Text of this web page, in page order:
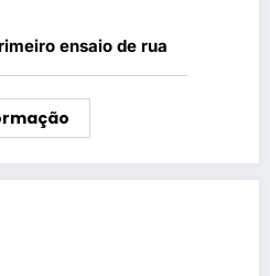
ensaio de rua